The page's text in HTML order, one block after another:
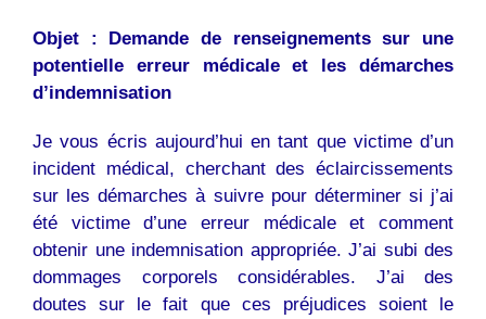
Objet : Demande de renseignements sur une
potentielle erreur médicale et les démarches
d’indemnisation
Je vous écris aujourd’hui en tant que victime d’un
incident médical, cherchant des éclaircissements
sur les démarches à suivre pour déterminer si j’ai
été victime d’une erreur médicale et comment
obtenir une indemnisation appropriée. J’ai subi des
dommages corporels considérables. J’ai des
doutes sur le fait que ces préjudices soient le